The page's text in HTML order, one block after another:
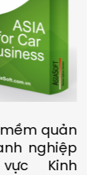
mềm quản
nghiệp
Kinh